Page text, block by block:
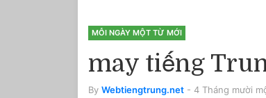
MỖI NGÀY MỘT TỪ MỚI
may tiếng
By Webtiengtrung.net - 4 Tháng mười